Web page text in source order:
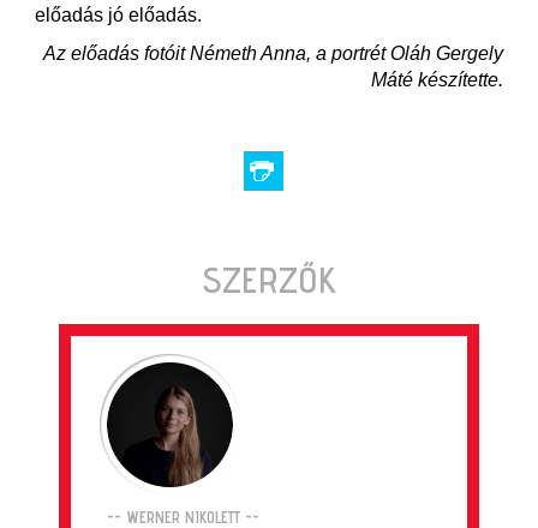
előadás jó előadás.
Az előadás fotóit Németh Anna, a portrét Oláh Gergely
Máté készítette.
SZERZŐK
-- WERNER NIKOLETT --